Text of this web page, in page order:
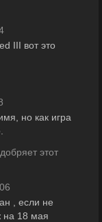
III вот это
но как игра
этот
, если не
на 18 мая